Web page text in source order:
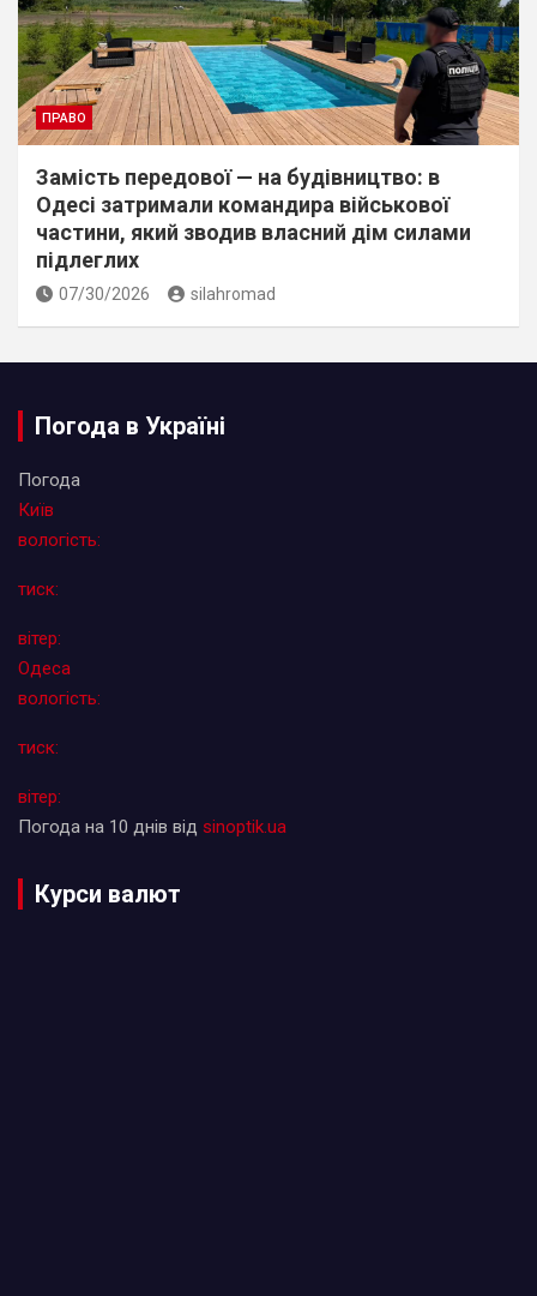
ПРАВО
Замість передової — на будівництво: в
Одесі затримали командира військової
частини, який зводив власний дім силами
підлеглих
07/30/2026 silahromad
Погода в Україні
Погода
Київ
вологість:
тиск:
вітер:
Одеса
вологість:
тиск:
вітер:
Погода на 10 днів від sinoptik.ua
Курси валют